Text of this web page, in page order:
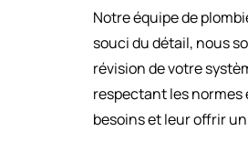
Notre équipe de
souci du détail, nous
révision de votre
respectant les normes
besoins et leur offrir